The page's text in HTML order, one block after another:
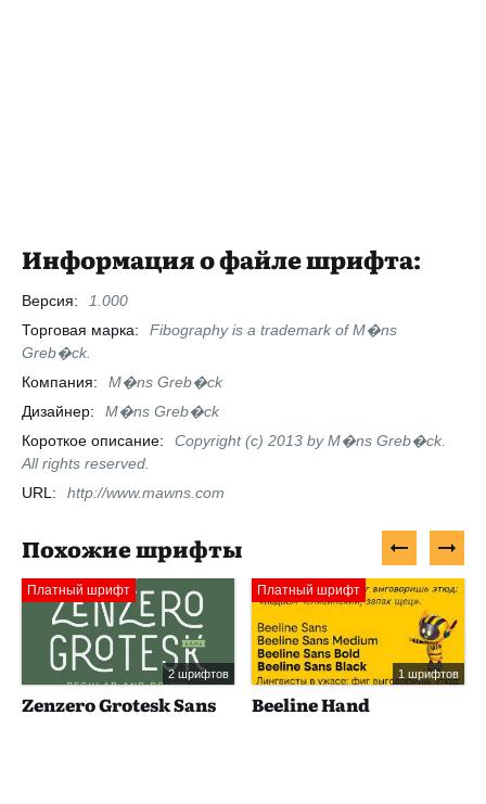
Информация о файле шрифта:
Версия:
1.000
Торговая марка:
Fibography is a trademark of M�ns
Greb�ck.
Компания:
M�ns Greb�ck
Дизайнер:
M�ns Greb�ck
Короткое описание:
Copyright (c) 2013 by M�ns Greb�ck.
All rights reserved.
URL:
http://www.mawns.com
Похожие шрифты
Платный шрифт
2 шрифтов
Zenzero Grotesk Sans
Платный шрифт
1 шрифтов
Beeline Hand